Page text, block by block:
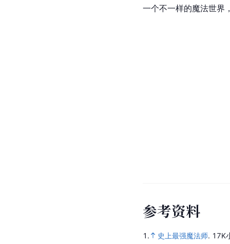
一个不一样的魔法世界
参考资料
1. 史上最强魔法师. 17K